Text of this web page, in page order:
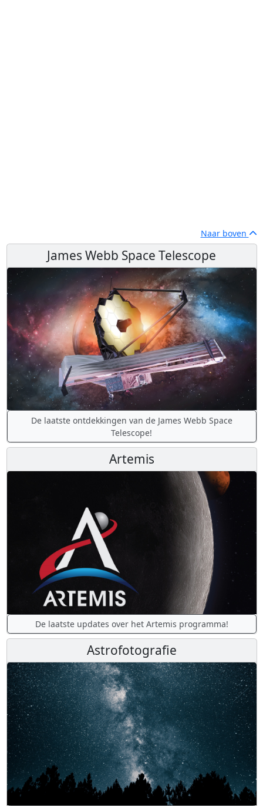
Naar boven
James Webb Space Telescope
De laatste ontdekkingen van de James Webb Space
Telescope!
Artemis
De laatste updates over het Artemis programma!
Astrofotografie